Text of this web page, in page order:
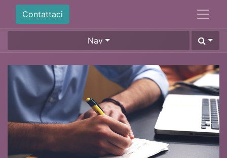
Contattaci
Nav